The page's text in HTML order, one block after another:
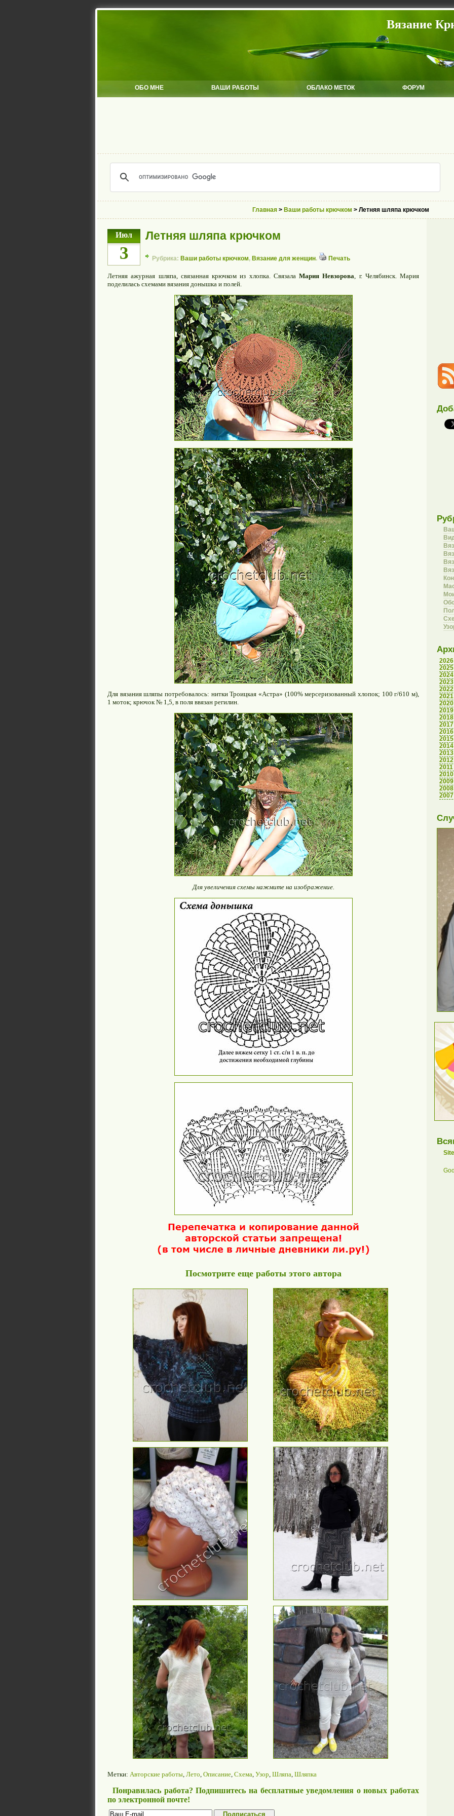
Вязание
ОБО МНЕ ВАШИ РАБОТЫ ОБЛАКО МЕТОК ФОРУМ
Главная> Ваши работы крючком > Летняя шляпа крючком
Июл
3
Летняя шляпа крючком
Рубрика: Ваши работы крючком, Вязание для женщин. Печать
Летняя ажурная шляпа, связанная крючком из хлопка. Связала Мария Невзорова, г. Челябинск. Мария
поделилась схемами вязания донышка и полей.
Для вязания шляпы потребовалось: нитки Троицкая «Астра» (100% мерсеризованный хлопок; 100 г/610 м),
1 моток; крючок № 1,5, в поля ввязан регилин.
Для увеличения схемы нажмите на изображение.
Посмотрите еще работы этого автора
Метки: Авторские работы Лето Описание Схема Узор Шляпа Шляпка
Понравилась работа? Подпишитесь на бесплатные уведомления о новых работах
по электронной почте!